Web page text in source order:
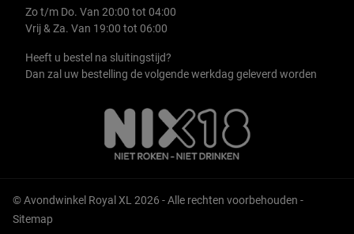
Zo t/m Do. Van 20:00 tot 04:00
Vrij & Za. Van 19:00 tot 06:00
Heeft u bestel na sluitingstijd?
Dan zal uw bestelling de volgende werkdag geleverd worden
© Avondwinkel Royal XL 2026 - Alle rechten voorbehouden -
Sitemap